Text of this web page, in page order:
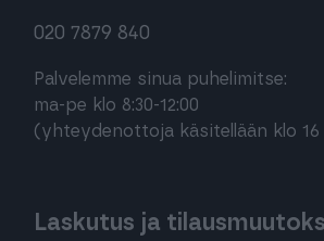
020 7879 840
Palvelemme sinua puhelimitse:
ma-pe klo 8:30-12:00
(yhteydenottoja käsitellään klo
Laskutus ja